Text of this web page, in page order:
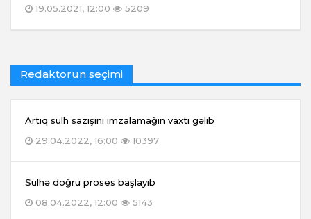
19.05.2021, 12:00
5209
Redaktorun seçimi
Artıq sülh sazişini imzalamağın vaxtı gəlib
29.04.2022, 16:00
10397
Sülhə doğru proses başlayıb
08.04.2022, 12:00
5143